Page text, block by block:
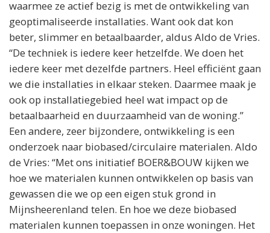
waarmee ze actief bezig is met de ontwikkeling van
geoptimaliseerde installaties. Want ook dat kon
beter, slimmer en betaalbaarder, aldus Aldo de Vries.
“De techniek is iedere keer hetzelfde. We doen het
iedere keer met dezelfde partners. Heel efficiënt gaan
we die installaties in elkaar steken. Daarmee maak je
ook op installatiegebied heel wat impact op de
betaalbaarheid en duurzaamheid van de woning.”
Een andere, zeer bijzondere, ontwikkeling is een
onderzoek naar biobased/circulaire materialen. Aldo
de Vries: “Met ons initiatief BOER&BOUW kijken we
hoe we materialen kunnen ontwikkelen op basis van
gewassen die we op een eigen stuk grond in
Mijnsheerenland telen. En hoe we deze biobased
materialen kunnen toepassen in onze woningen. Het